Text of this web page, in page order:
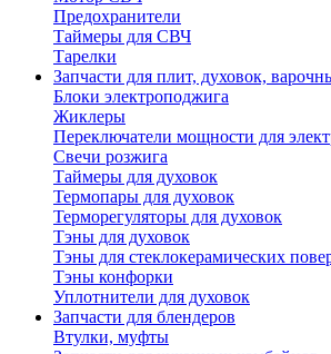
Предохранители
Таймеры для СВЧ
Тарелки
Запчасти для плит, духовок,
Блоки электроподжига
Жиклеры
Переключатели мощности для
Свечи розжига
Таймеры для духовок
Термопары для духовок
Терморегуляторы для духовок
Тэны для духовок
Тэны для стеклокерамических
Тэны конфорки
Уплотнители для духовок
Запчасти для блендеров
Втулки, муфты